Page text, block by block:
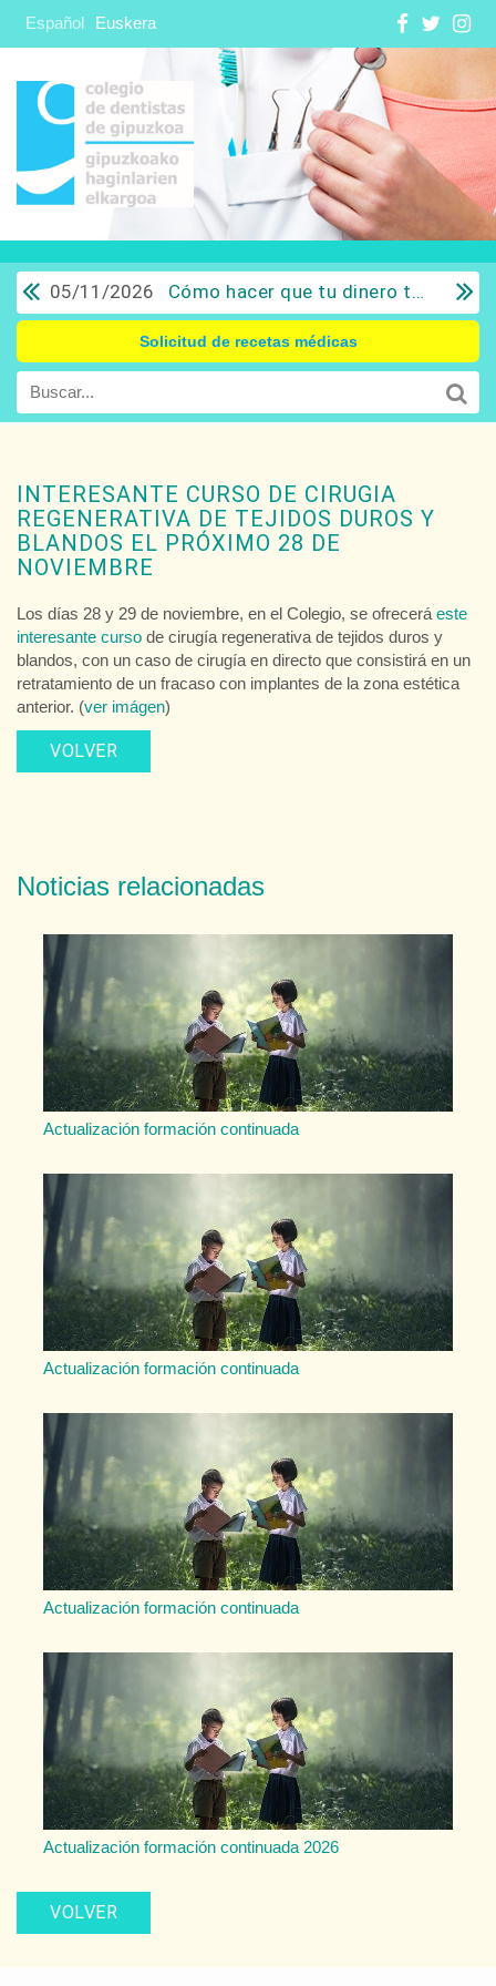
Español Euskera
05/11/2026 Cómo hacer que tu dinero trabaje para ti: Del ahorro a la inversión con sentido común.
Solicitud de recetas médicas
INTERESANTE CURSO DE CIRUGIA
REGENERATIVA DE TEJIDOS DUROS Y
BLANDOS EL PRÓXIMO 28 DE
NOVIEMBRE
Los días 28 y 29 de noviembre, en el Colegio, se ofrecerá este
interesante curso de cirugía regenerativa de tejidos duros y
blandos, con un caso de cirugía en directo que consistirá en un
retratamiento de un fracaso con implantes de la zona estética
anterior. (ver imágen)
VOLVER
Noticias relacionadas
Actualización formación continuada
Actualización formación continuada
Actualización formación continuada
Actualización formación continuada 2026
VOLVER